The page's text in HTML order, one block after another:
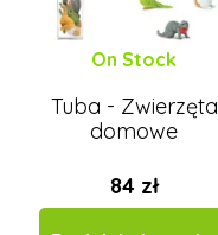
On Stock
Tuba - Zwierzęta
domowe
84 zł